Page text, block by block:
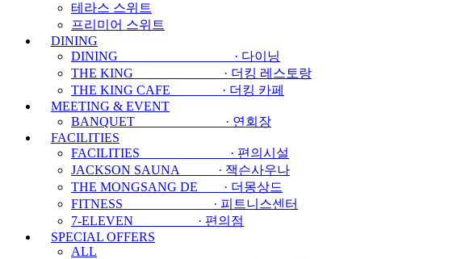
테라스 스위트
프리미어 스위트
DINING
DINING · 다이닝
THE KING · 더킹 레스토랑
THE KING CAFE · 더킹 카페
MEETING & EVENT
BANQUET · 연회장
FACILITIES
FACILITIES · 편의시설
JACKSON SAUNA · 잭슨사우나
THE MONGSANG DE · 더몽상드
FITNESS · 피트니스센터
7-ELEVEN · 편의점
SPECIAL OFFERS
ALL